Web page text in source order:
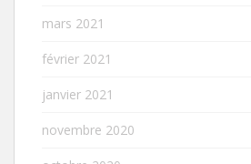
mars 2021
février 2021
janvier 2021
novembre 2020